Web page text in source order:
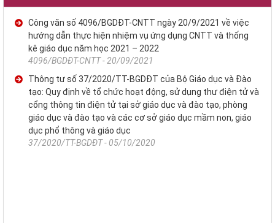
Công văn số 4096/BGDĐT-CNTT ngày 20/9/2021 về việc
hướng dẫn thực hiện nhiệm vụ ứng dụng CNTT và thống
kê giáo dục năm học 2021 – 2022
4096/BGDĐT-CNTT - 20/09/2021
Thông tư số 37/2020/TT-BGDĐT của Bộ Giáo dục và Đào
tạo: Quy định về tổ chức hoạt động, sử dụng thư điện tử và
cổng thông tin điện tử tại sở giáo dục và đào tạo, phòng
giáo dục và đào tạo và các cơ sở giáo dục mầm non, giáo
dục phổ thông và giáo dục
37/2020/TT-BGDĐT - 05/10/2020